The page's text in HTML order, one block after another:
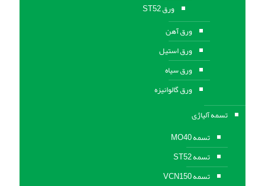
ورق ST52
ورق آهن
ورق استیل
ورق سیاه
ورق گالوانیزه
تسمه آلیاژی
تسمه MO40
تسمه ST52
تسمه VCN150